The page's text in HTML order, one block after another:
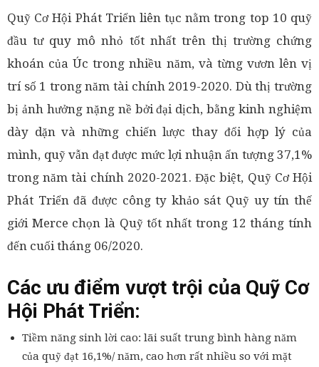
Quỹ Cơ Hội Phát Triển liên tục nằm trong top 10 quỹ
đầu tư quy mô nhỏ tốt nhất trên thị trường chứng
khoán của Úc trong nhiều năm, và từng vươn lên vị
trí số 1 trong năm tài chính 2019-2020. Dù thị trường
bị ảnh hưởng nặng nề bởi đại dịch, bằng kinh nghiệm
dày dặn và những chiến lược thay đổi hợp lý của
mình, quỹ vẫn đạt được mức lợi nhuận ấn tượng 37,1%
trong năm tài chính 2020-2021. Đặc biệt, Quỹ Cơ Hội
Phát Triển đã được công ty khảo sát Quỹ uy tín thế
giới Merce chọn là Quỹ tốt nhất trong 12 tháng tính
đến cuối tháng 06/2020.
Các ưu điểm vượt trội của Quỹ Cơ
Hội Phát Triển:
Tiềm năng sinh lời cao: lãi suất trung bình hàng năm
của quỹ đạt 16,1%/ năm, cao hơn rất nhiều so với mặt